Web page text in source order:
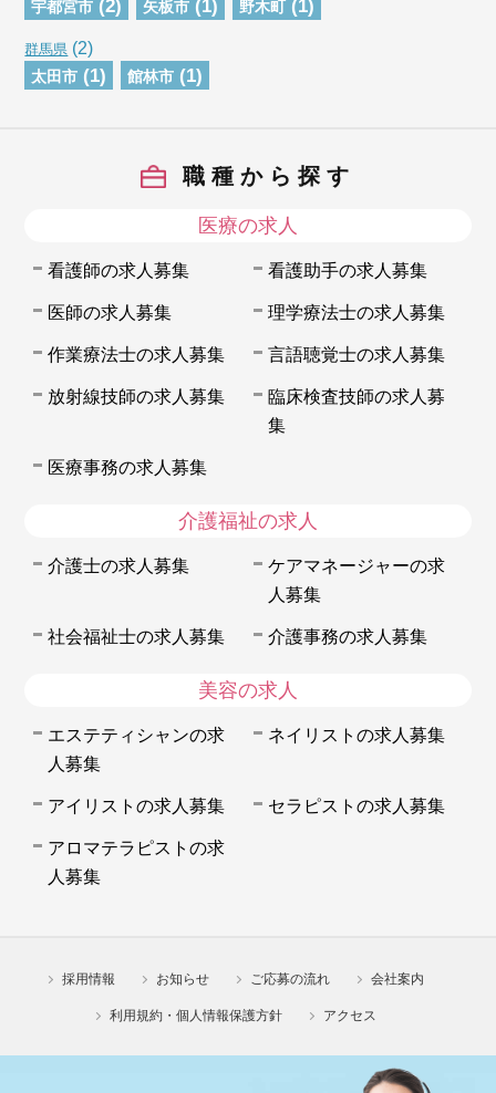
宇都宮市 (2) 矢板市 (1) 野木町 (1)
群馬県 (2)
太田市 (1) 館林市 (1)
職種から探す
医療の求人
看護師の求人募集 看護助手の求人募集
医師の求人募集 理学療法士の求人募集
作業療法士の求人募集 言語聴覚士の求人募集
放射線技師の求人募集
臨床検査技師の求人募
集
医療事務の求人募集
介護福祉の求人
介護士の求人募集
ケアマネージャーの求
人募集
社会福祉士の求人募集 介護事務の求人募集
美容の求人
エステティシャンの求
人募集
ネイリストの求人募集
アイリストの求人募集 セラピストの求人募集
アロマテラピストの求
人募集
採用情報 お知らせ ご応募の流れ 会社案内
利用規約・個人情報保護方針 アクセス